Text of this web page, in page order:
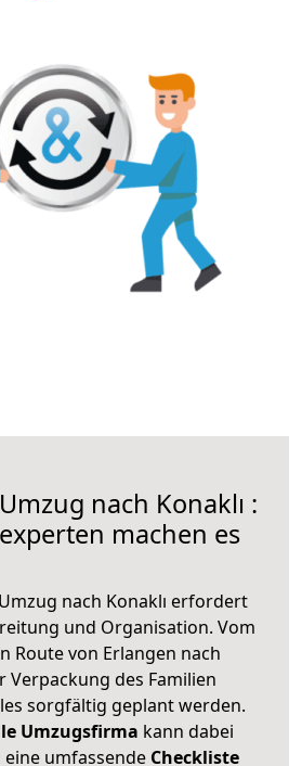
nach Konaklı :
machen es
nach Konaklı erfordert
und Organisation. Vom
Route von Erlangen nach
Verpackung des Familien
sorgfältig geplant werden.
Umzugsfirma kann dabei
umfassende Checkliste